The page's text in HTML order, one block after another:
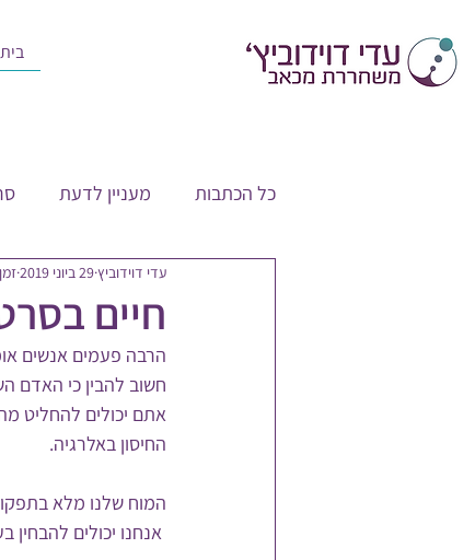
בית
כל הכתבות מעניין לדעת
חיים
עדי דוידוביץ29 ביוני 2019 זמן
הרבה פעמים אנשים
חשוב להבין כי האדם
אתם יכולים להחליט
החיסון באלרגיה.
המוח שלנו מלא